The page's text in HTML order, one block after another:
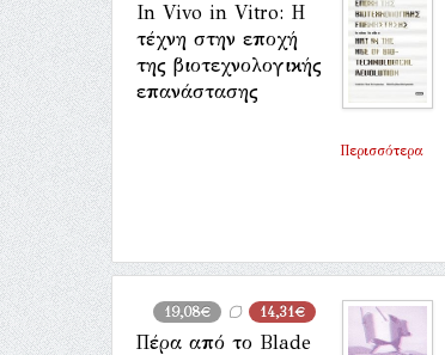
In Vivo in Vitro: Η
τέχνη στην εποχή
της βιοτεχνολογικής
επανάστασης
Περισσότερα
19,08€ 14,31€
Πέρα από το Blade